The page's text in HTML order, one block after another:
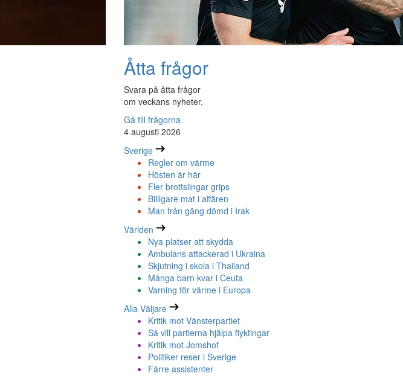
Åtta frågor
Svara på åtta frågor
om veckans nyheter.
Gå till frågorna
4 augusti 2026
Sverige
Regler om värme
Hösten är här
Fler brottslingar grips
Billigare mat i affären
Man från gäng dömd i Irak
Världen
Nya platser att skydda
Ambulans attackerad i Ukraina
Skjutning i skola i Thailand
Många barn kvar i Ceuta
Varning för värme i Europa
Alla Väljare
Kritik mot Vänsterpartiet
Så vill partierna hjälpa flyktingar
Kritik mot Jomshof
Politiker reser i Sverige
Färre assistenter